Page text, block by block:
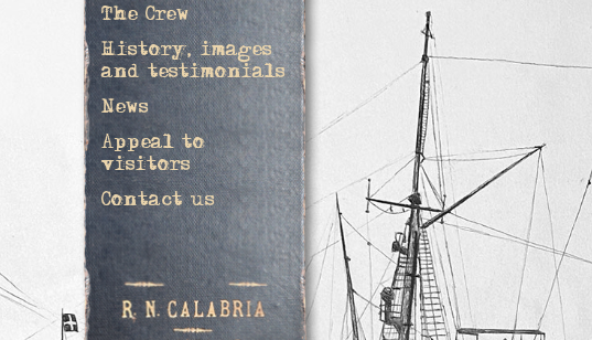
The Crew
History, images
and testimonials
News
Appeal to
visitors
Contact us